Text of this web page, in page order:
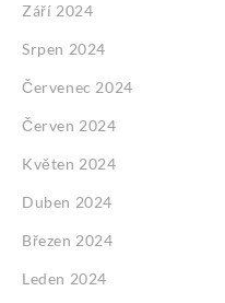
Září 2024
Srpen 2024
Červenec 2024
Červen 2024
Květen 2024
Duben 2024
Březen 2024
Leden 2024